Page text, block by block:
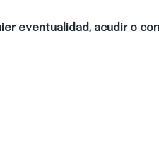
eventualidad, acudir o